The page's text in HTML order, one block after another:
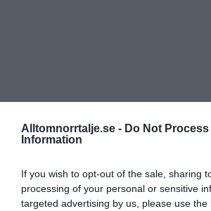
Alltomnorrtalje.se - Do Not
Information
If you wish to opt-out of the sale, sharing
processing of your personal or sensitive
targeted advertising by us, please use the